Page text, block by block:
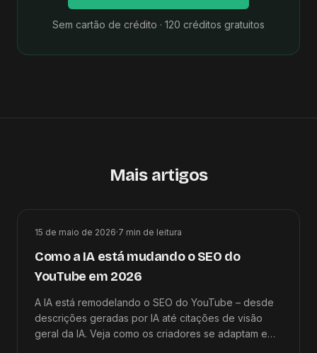
Sem cartão de crédito · 120 créditos gratuitos
Mais artigos
15 de maio de 2026·7 min de leitura
Como a IA está mudando o SEO do
YouTube em 2026
A IA está remodelando o SEO do YouTube – desde
descrições geradas por IA até citações de visão
geral da IA. Veja como os criadores se adaptam e